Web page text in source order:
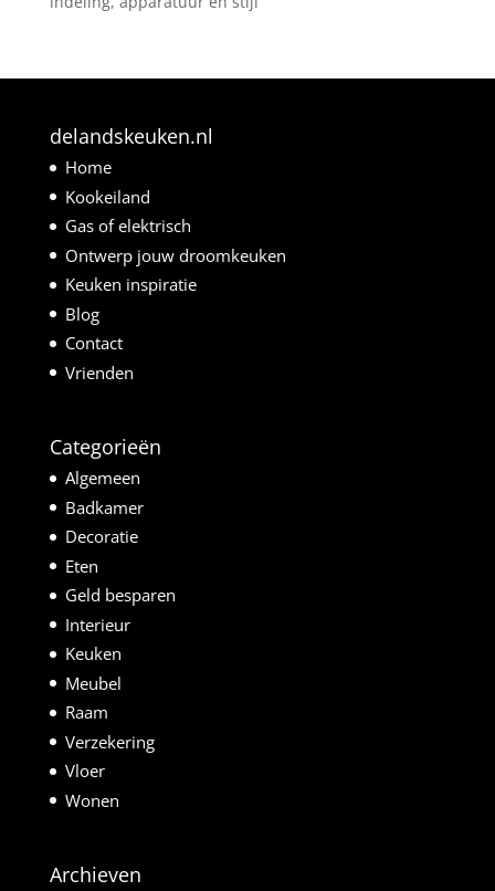
delandskeuken.nl
Home
Kookeiland
Gas of elektrisch
Ontwerp jouw droomkeuken
Keuken inspiratie
Blog
Contact
Vrienden
Categorieën
Algemeen
Badkamer
Decoratie
Eten
Geld besparen
Interieur
Keuken
Meubel
Raam
Verzekering
Vloer
Wonen
Archieven